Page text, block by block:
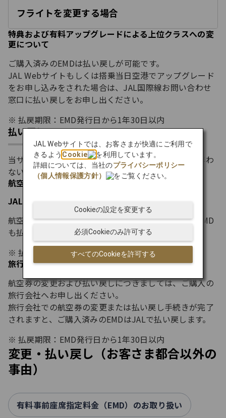
フライトを変更する場合
く
特典および有料アップグレードによる上位クラスへの変
更について
ご購入済みのEMDは払い戻しが可能です。
JAL Webサイトもしくは搭乗当日空港でアップグレード
をお申し込みをされた場合は、JAL国際線お問い合わせ
窓口に払い戻しをお申し出ください。
払戻期限：EMD発行日から1年30日以内
払い戻し
当サービスをご購入後、航空券の変更や払い戻しを伴わ
ない場合、ご購入済みのEMDは払い戻しできません。
航空券を払い戻す場合
JAL Webサイト/JAL国際線お問い合わせ窓口
航空券の払い戻し手続きに合わせて、ご購入済みのEMD
も払い戻します。
払戻期限：EMD発行日から1年30日以内
旅行会社で航空券をご購入のお客さまへ
航空券の変更および払い戻しにつきましては、ご購入の
旅行会社へお申し出ください。
旅行会社での航空券の変更または払い戻し手続きが完了
されますと、ご購入済みのEMDはJALで払い戻します。
払戻期限：EMD発行日から1年30日以内
変更・払い戻し（お客さま都合以外の
事由）
有料事前座席指定料金（EMD）のお取り扱い
JAL Webサイトでは、お客さまが快適にご利用で
きるようCookie
を利用しています。
詳細については、当社のプライバシーポリシー
（個人情報保護方針）
をご覧ください。
すべてのCookieを許可する
必須Cookieのみ許可する
Cookieの設定を変更する